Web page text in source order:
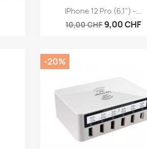
Aperçu rapide
IPhone 12 Pro (6,1") -...
10,00 CHF9,00 CHF
-20%